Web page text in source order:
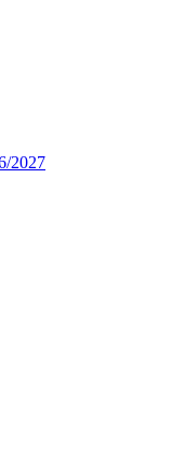
2027